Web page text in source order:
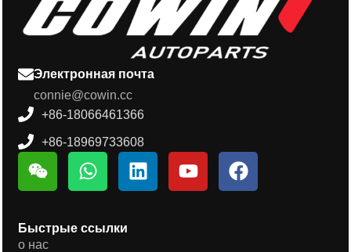
Электронная почта
connie@cowin.cc
+86-18066461366
+86-18969733608
Быстрые ссылки
о нас